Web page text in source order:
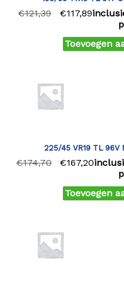
€121,39 €117,89
Toevoegen
225/45 VR19 TL 96V
€174,70 €167,20
Toevoegen